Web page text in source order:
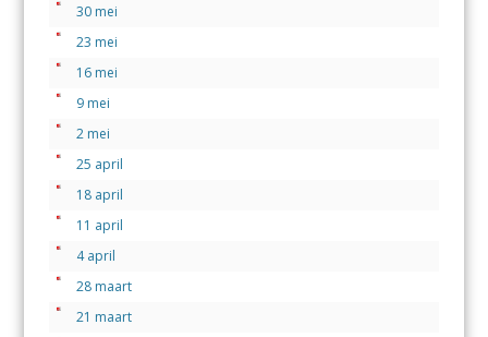
30 mei
23 mei
16 mei
9 mei
2 mei
25 april
18 april
11 april
4 april
28 maart
21 maart